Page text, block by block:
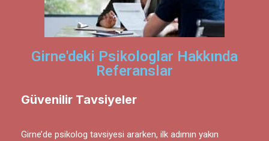
Girne'deki Psikologlar Hakkında
Referanslar
Güvenilir Tavsiyeler
Girne’de psikolog tavsiyesi ararken, ilk adımın yakın